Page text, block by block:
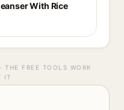
With Rice
FREE TOOLS WORK
IT